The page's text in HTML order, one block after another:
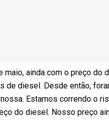
ainda com o preço do
de diesel. Desde então,
Estamos correndo o
do diesel. Nosso preço